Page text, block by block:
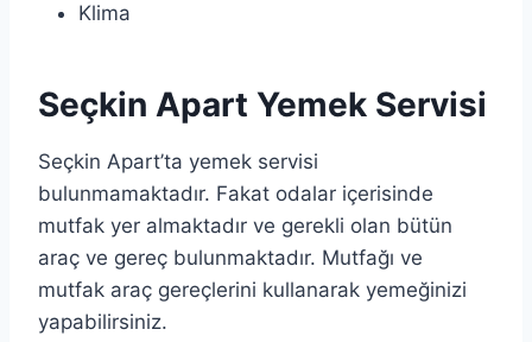
Klima
Seçkin Apart Yemek Servisi
Seçkin Apart’ta yemek servisi
bulunmamaktadır. Fakat odalar içerisinde
mutfak yer almaktadır ve gerekli olan bütün
araç ve gereç bulunmaktadır. Mutfağı ve
mutfak araç gereçlerini kullanarak yemeğinizi
yapabilirsiniz.